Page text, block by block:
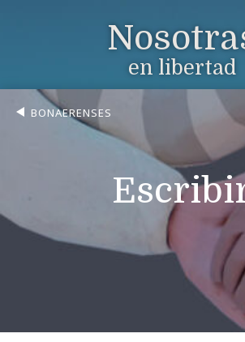
en libertad
BONAERENSES